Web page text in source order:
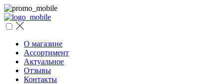
О магазине
Ассортимент
Актуальное
Отзывы
Контакты